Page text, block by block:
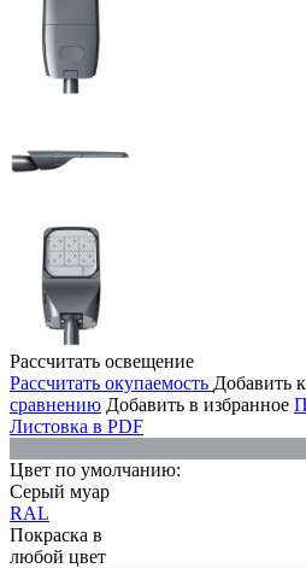
Рассчитать освещение
Рассчитать окупаемость Добавить
сравнению Добавить в избранное
Листовка в PDF
Цвет по умолчанию:
Серый муар
RAL
Покраска в
любой цвет